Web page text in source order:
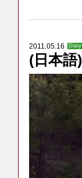
2011.05.16 Diary
(日本